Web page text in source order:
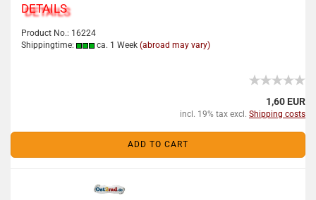
DETAILS
Product No.: 16224
Shippingtime:
ca. 1 Week (abroad may vary)
1,60 EUR
incl. 19% tax excl. Shipping costs
ADD TO CART